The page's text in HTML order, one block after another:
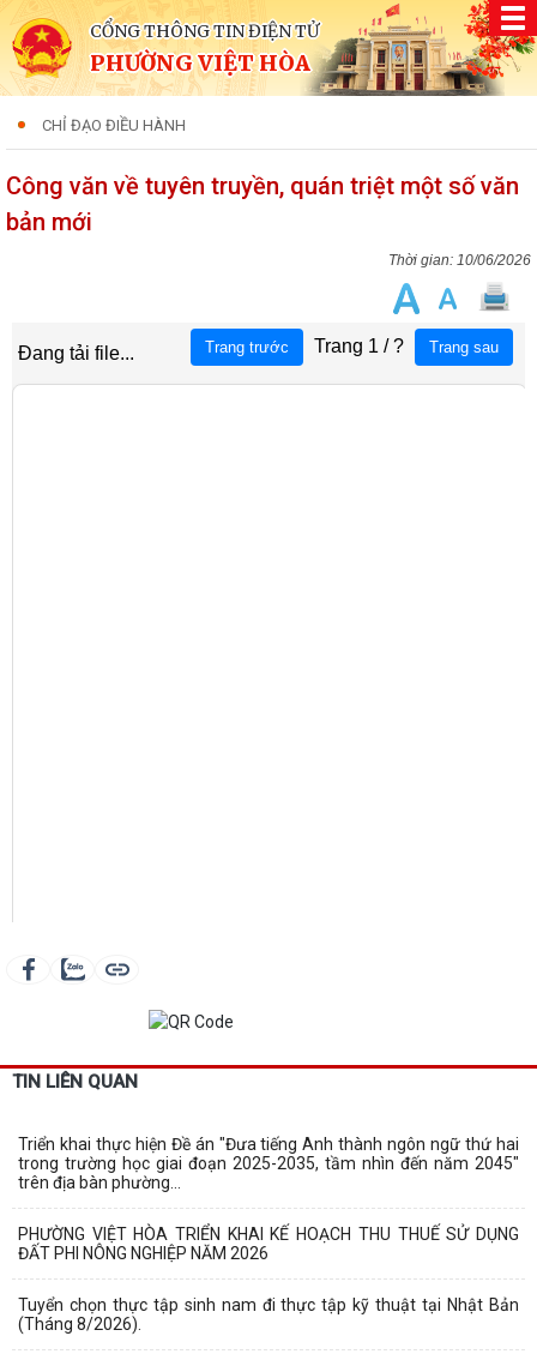
CỔNG THÔNG TIN ĐIỆN TỬ
PHƯỜNG VIỆT HÒA
CHỈ ĐẠO ĐIỀU HÀNH
Công văn về tuyên truyền, quán triệt một số văn
bản mới
10/06/2026
TIN LIÊN QUAN
Triển khai thực hiện Đề án "Đưa tiếng Anh thành ngôn ngữ thứ hai
trong trường học giai đoạn 2025-2035, tầm nhìn đến năm 2045"
trên địa bàn phường...
PHƯỜNG VIỆT HÒA TRIỂN KHAI KẾ HOẠCH THU THUẾ SỬ DỤNG
ĐẤT PHI NÔNG NGHIỆP NĂM 2026
Tuyển chọn thực tập sinh nam đi thực tập kỹ thuật tại Nhật Bản
(Tháng 8/2026).